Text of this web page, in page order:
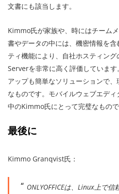
文書にも該当します。
Kimmo氏が家族や、時にはチーム
書やデータの中には、機密情報を
ティ機能により、自社ホスティン
Serverを非常に高く評価していま
アップも簡単なソリューションで
なものです。モバイルウェブエデ
中のKimmo氏にとって完璧なもので
最後に
Kimmo Granqvist氏：
ONLYOFFICEは、Linux上で